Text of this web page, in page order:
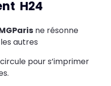
H24
ne résonne
autres
pour s’imprimer